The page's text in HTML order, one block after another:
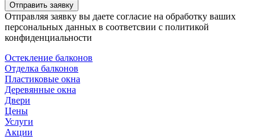
Отправить заявку
Отправляя заявку вы даете согласие на обработку ваших
персональных данных в соответсвии с политикой
конфиденциальности
Остекление балконов
Отделка балконов
Пластиковые окна
Деревянные окна
Двери
Цены
Услуги
Акции